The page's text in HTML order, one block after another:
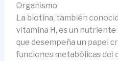
Organismo
La biotina, también
vitamina H, es un
que desempeña un papel
funciones metabólicas del